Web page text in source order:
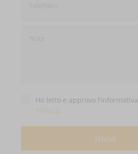
*
Ho letto e approvo l’informativa
Privacy.